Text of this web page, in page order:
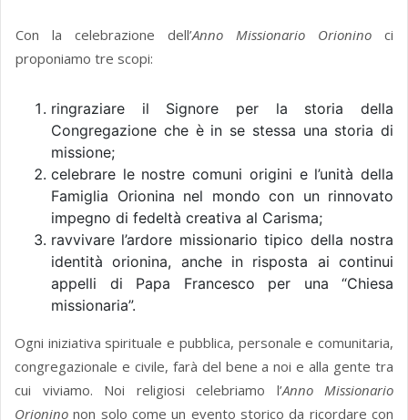
Con la celebrazione dell’Anno Missionario Orionino ci
proponiamo tre scopi:
ringraziare il Signore per la storia della
Congregazione che è in se stessa una storia di
missione;
celebrare le nostre comuni origini e l’unità della
Famiglia Orionina nel mondo con un rinnovato
impegno di fedeltà creativa al Carisma;
ravvivare l’ardore missionario tipico della nostra
identità orionina, anche in risposta ai continui
appelli di Papa Francesco per una “Chiesa
missionaria”.
Ogni iniziativa spirituale e pubblica, personale e comunitaria,
congregazionale e civile, farà del bene a noi e alla gente tra
cui viviamo. Noi religiosi celebriamo l’Anno Missionario
Orionino non solo come un evento storico da ricordare con